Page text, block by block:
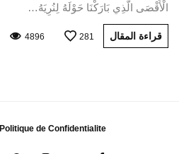
الْأَقْصَى الَّذِي بَارَكْنَا حَوْلَهُ لِنُرِيَهُ…
قراءة المقال 281
4896
Politique de Confidentialite